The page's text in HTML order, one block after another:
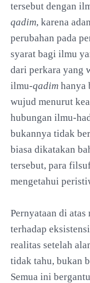
tersebut dengan
qadim, karena
perubahan pada
syarat bagi ilmu
dari perkara yang
ilmu-qadim hanya
wujud menurut
hubungan ilmu-
bukannya tidak
biasa dikatakan
tersebut, para
mengetahui
Pernyataan di
terhadap
realitas setelah
tidak tahu, bukan
Semua ini